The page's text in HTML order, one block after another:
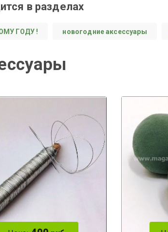
в разделах
ГОДУ ! новогодние аксессуары